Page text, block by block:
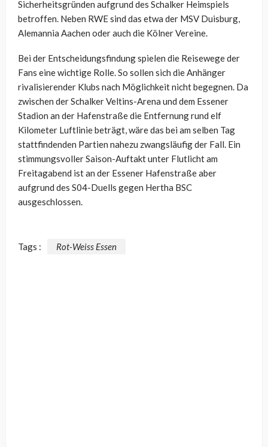
Sicherheitsgründen aufgrund des Schalker Heimspiels
betroffen. Neben RWE sind das etwa der MSV Duisburg,
Alemannia Aachen oder auch die Kölner Vereine.
Bei der Entscheidungsfindung spielen die Reisewege der
Fans eine wichtige Rolle. So sollen sich die Anhänger
rivalisierender Klubs nach Möglichkeit nicht begegnen. Da
zwischen der Schalker Veltins-Arena und dem Essener
Stadion an der Hafenstraße die Entfernung rund elf
Kilometer Luftlinie beträgt, wäre das bei am selben Tag
stattfindenden Partien nahezu zwangsläufig der Fall. Ein
stimmungsvoller Saison-Auftakt unter Flutlicht am
Freitagabend ist an der Essener Hafenstraße aber
aufgrund des S04-Duells gegen Hertha BSC
ausgeschlossen.
Tags : Rot-Weiss Essen